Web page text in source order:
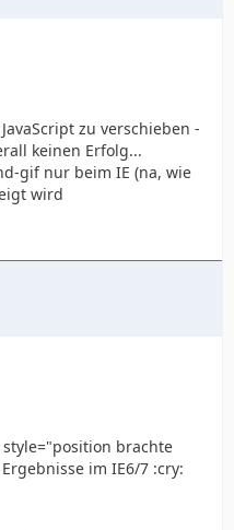
zu verschieben -
keinen Erfolg...
gif nur beim IE (na, wie
wird
brachte
im IE6/7 :cry: